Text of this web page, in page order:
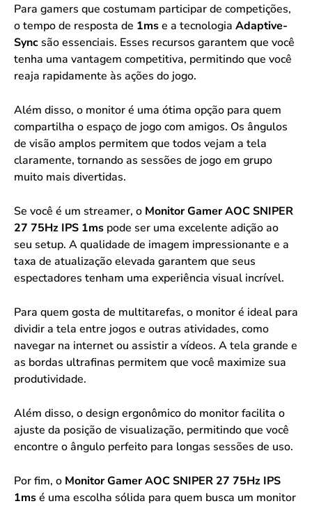
Para gamers que costumam participar de competições,
o tempo de resposta de 1mse a tecnologia Adaptive-
Sync são essenciais. Esses recursos garantem que você
tenha uma vantagem competitiva, permitindo que você
reaja rapidamente às ações do jogo.
Além disso, o monitor é uma ótima opção para quem
compartilha o espaço de jogo com amigos. Os ângulos
de visão amplos permitem que todos vejam a tela
claramente, tornando as sessões de jogo em grupo
muito mais divertidas.
Se você é um streamer, o Monitor Gamer AOC SNIPER
27 75Hz IPS 1ms pode ser uma excelente adição ao
seu setup. A qualidade de imagem impressionante e a
taxa de atualização elevada garantem que seus
espectadores tenham uma experiência visual incrível.
Para quem gosta de multitarefas, o monitor é ideal para
dividir a tela entre jogos e outras atividades, como
navegar na internet ou assistir a vídeos. A tela grande e
as bordas ultrafinas permitem que você maximize sua
produtividade.
Além disso, o design ergonômico do monitor facilita o
ajuste da posição de visualização, permitindo que você
encontre o ângulo perfeito para longas sessões de uso.
Por fim, o Monitor Gamer AOC SNIPER 27 75Hz IPS
1msé uma escolha sólida para quem busca um monitor